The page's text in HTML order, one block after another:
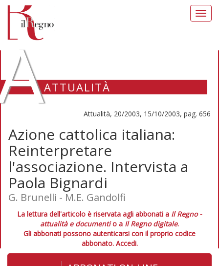
ATTUALITÀ
Attualità, 20/2003, 15/10/2003, pag. 656
Azione cattolica italiana:
Reinterpretare
l'associazione. Intervista a
Paola Bignardi
G. Brunelli - M.E. Gandolfi
La lettura dell'articolo è riservata agli abbonati a Il Regno -
attualità e documentio a Il Regno digitale.
Gli abbonati possono autenticarsi con il proprio codice
abbonato. Accedi.